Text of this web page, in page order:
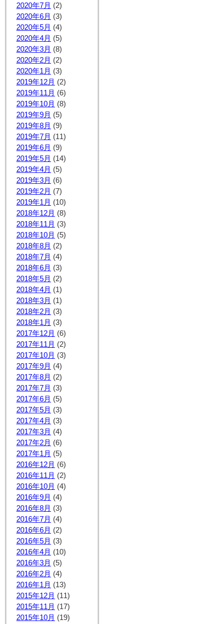
2020年7月 (2)
2020年6月 (3)
2020年5月 (4)
2020年4月 (5)
2020年3月 (8)
2020年2月 (2)
2020年1月 (3)
2019年12月 (2)
2019年11月 (6)
2019年10月 (8)
2019年9月 (5)
2019年8月 (9)
2019年7月 (11)
2019年6月 (9)
2019年5月 (14)
2019年4月 (5)
2019年3月 (6)
2019年2月 (7)
2019年1月 (10)
2018年12月 (8)
2018年11月 (3)
2018年10月 (5)
2018年8月 (2)
2018年7月 (4)
2018年6月 (3)
2018年5月 (2)
2018年4月 (1)
2018年3月 (1)
2018年2月 (3)
2018年1月 (3)
2017年12月 (6)
2017年11月 (2)
2017年10月 (3)
2017年9月 (4)
2017年8月 (2)
2017年7月 (3)
2017年6月 (5)
2017年5月 (3)
2017年4月 (3)
2017年3月 (4)
2017年2月 (6)
2017年1月 (5)
2016年12月 (6)
2016年11月 (2)
2016年10月 (4)
2016年9月 (4)
2016年8月 (3)
2016年7月 (4)
2016年6月 (2)
2016年5月 (3)
2016年4月 (10)
2016年3月 (5)
2016年2月 (4)
2016年1月 (13)
2015年12月 (11)
2015年11月 (17)
2015年10月 (19)